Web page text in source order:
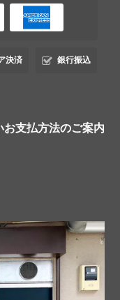
ム
salzの基本のフルーツジャム2種とCHA YUANフレーバーティーバッグ2個のセット
決済 銀行振込
お支払方法のご案内